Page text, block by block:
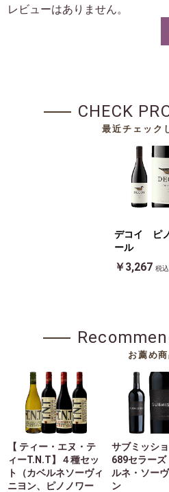
レビューはありません。
CHECK
最近チェック
デコイ ピ
ール
￥3,267 税込
お薦め
【 ティー・エヌ・テ
ィーT.N.T】４種セッ
ト（カベルネソーヴィ
ニヨン、ピノノワー
サブミッシ
689セラー
ルネ・ソー
ン